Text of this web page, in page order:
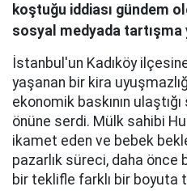
koştuğu iddiası gündem
sosyal medyada tartışma
İstanbul'un Kadıköy
yaşanan bir kira
ekonomik baskının ulaştığı
önüne serdi. Mülk sahibi
ikamet eden ve bebek
pazarlık süreci, daha önce
bir teklifle farklı bir boyuta